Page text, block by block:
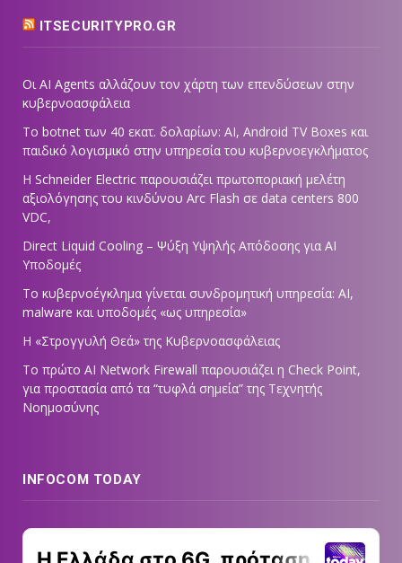
ITSECURITYPRO.GR
Οι AI Agents αλλάζουν τον χάρτη των επενδύσεων στην
κυβερνοασφάλεια
Το botnet των 40 εκατ. δολαρίων: AI, Android TV Boxes και
παιδικό λογισμικό στην υπηρεσία του κυβερνοεγκλήματος
Η Schneider Electric παρουσιάζει πρωτοποριακή μελέτη
αξιολόγησης του κινδύνου Arc Flash σε data centers 800
VDC,
Direct Liquid Cooling – Ψύξη Υψηλής Απόδοσης για AI
Υποδομές
Το κυβερνοέγκλημα γίνεται συνδρομητική υπηρεσία: AI,
malware και υποδομές «ως υπηρεσία»
Η «Στρογγυλή Θεά» της Κυβερνοασφάλειας
Tο πρώτο AI Network Firewall παρουσιάζει η Check Point,
για προστασία από τα “τυφλά σημεία” της Τεχνητής
Νοημοσύνης
INFOCOM TODAY